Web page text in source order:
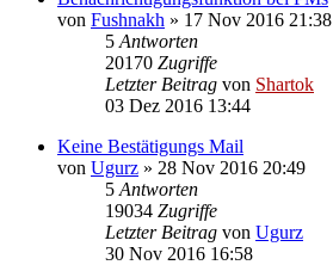
von Fushnakh » 17 Nov 2016 21:38
5 Antworten
20170 Zugriffe
Letzter Beitrag von Shartok
03 Dez 2016 13:44
Keine Bestätigungs Mail
von Ugurz » 28 Nov 2016 20:49
5 Antworten
19034 Zugriffe
Letzter Beitrag von Ugurz
30 Nov 2016 16:58